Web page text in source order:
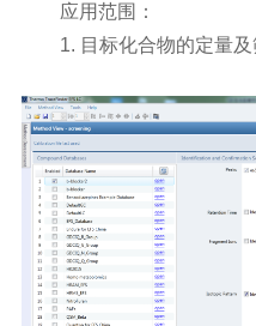
应用范围：
1. 目标化合物的定量及